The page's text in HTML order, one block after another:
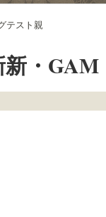
テスト親
・GAM